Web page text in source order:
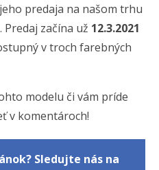
predaja na našom trhu
Predaj začína už 12.3.2021
v troch farebných
modelu či vám príde
v komentároch!
Sledujte nás na